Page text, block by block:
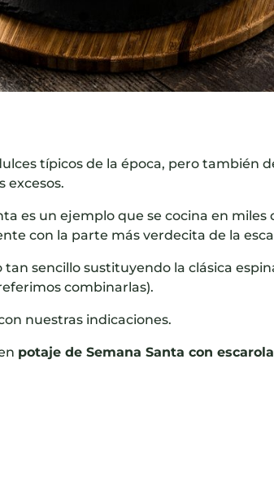
típicos de la época, pero también
excesos.
es un ejemplo que se cocina en
con la parte más verdecita de la
tan sencillo sustituyendo la clásica
combinarlas).
nuestras indicaciones.
potaje de Semana Santa con